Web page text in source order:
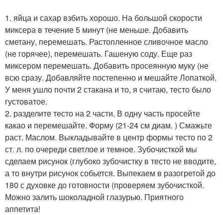
1. яйца и сахар взбить хорошо. На большой скорости
миксера в течение 5 минут (не меньше. Добавить
сметану, перемешать. Растопленное сливочное масло
(не горячее), перемешать. Гашеную соду. Еще раз
миксером перемешать. Добавить просеянную муку (не
всю сразу. Добавляйте постепенно и мешайте Лопаткой.
У меня ушло почти 2 стакана и то, я считаю, тесто было
густоватое.
2. разделите тесто на 2 части. В одну часть просейте
какао и перемешайте. Форму (21-24 см диам. ) Смажьте
раст. Маслом. Выкладывайте в центр формы тесто по 2
ст. л. по очереди светлое и темное. Зубочисткой мы
сделаем рисунок (глубоко зубочистку в тесто не вводите,
а то внутри рисунок собьется. Выпекаем в разогретой до
180 с духовке до готовности (проверяем зубочисткой.
Можно залить шоколадной глазурью. Приятного
аппетита!